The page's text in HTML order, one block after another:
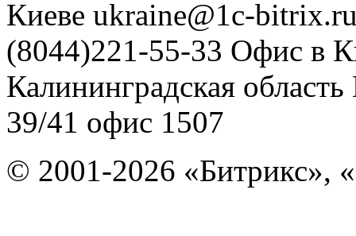
Киеве ukraine@1c-
(8044)221-55-33 Офис в
Калининградская область
39/41 офис 1507
© 2001-2026 «Битрикс»,